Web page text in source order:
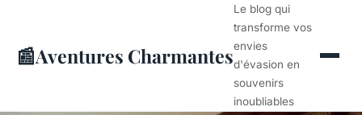
📰Aventures Charmantes
Le blog qui
transforme vos
envies
d'évasion en
souvenirs
inoubliables